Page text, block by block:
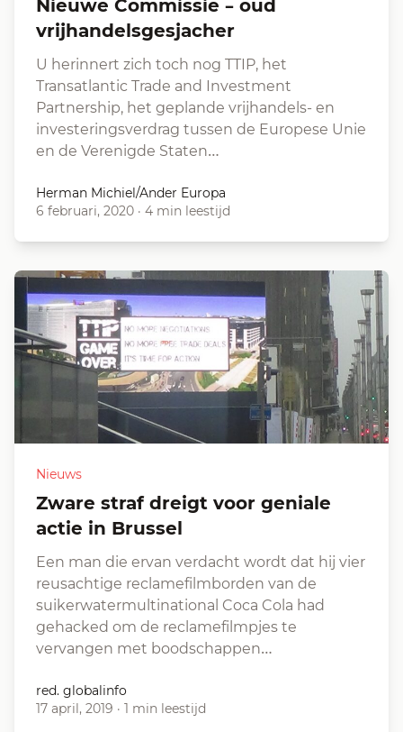
Nieuwe Commissie – oud
vrijhandelsgesjacher
U herinnert zich toch nog TTIP, het
Transatlantic Trade and Investment
Partnership, het geplande vrijhandels- en
investeringsverdrag tussen de Europese Unie
en de Verenigde Staten…
Herman Michiel/Ander Europa
6 februari, 2020 · 4 min leestijd
Nieuws
Zware straf dreigt voor geniale
actie in Brussel
Een man die ervan verdacht wordt dat hij vier
reusachtige reclamefilmborden van de
suikerwatermultinational Coca Cola had
gehacked om de reclamefilmpjes te
vervangen met boodschappen…
red. globalinfo
17 april, 2019 · 1 min leestijd